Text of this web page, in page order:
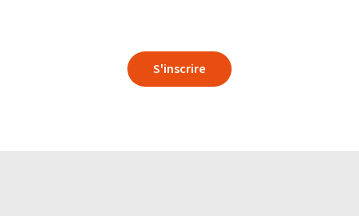
S'inscrire